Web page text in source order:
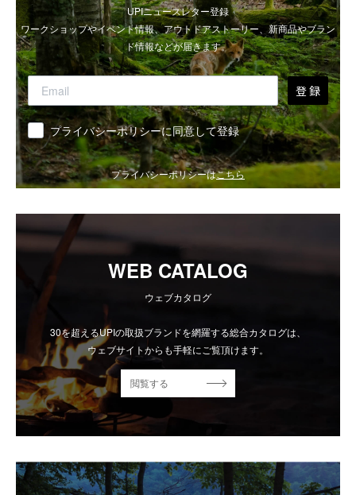
UPIニュースレター登録
ワークショップやイベント情報、アウトドアストーリー、新商品やブラン
ド情報などが届きます。
登 録
同意 プライバシーポリシーに同意して登録
プライバシーポリシーはこちら
WEB CATALOG
ウェブカタログ
30を超えるUPIの取扱ブランドを網羅する総合カタログは、
ウェブサイトからも手軽にご覧頂けます。
閲覧する